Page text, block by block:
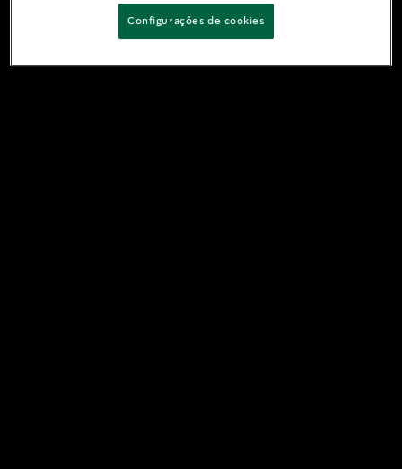
Configurações de cookies